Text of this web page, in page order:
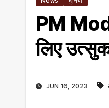
PM
लिए
JUN 16, 2023